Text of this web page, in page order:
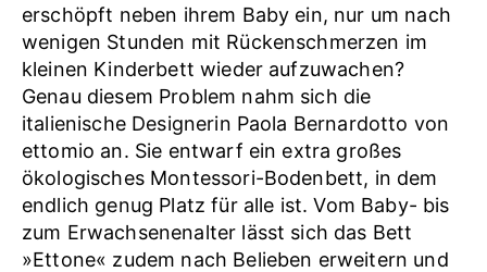
erschöpft neben ihrem Baby ein, nur um nach
wenigen Stunden mit Rückenschmerzen im
kleinen Kinderbett wieder aufzuwachen?
Genau diesem Problem nahm sich die
italienische Designerin Paola Bernardotto von
ettomio an. Sie entwarf ein extra großes
ökologisches Montessori-Bodenbett, in dem
endlich genug Platz für alle ist. Vom Baby- bis
zum Erwachsenenalter lässt sich das Bett
»Ettone« zudem nach Belieben erweitern und